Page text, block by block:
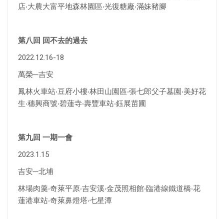
店‧大農大富平地森林園區‧光復糖廠‧滿妹豬腳
第八回 回不去的過去
2022.12.16-18
萬榮─吉安
鳳林火車站‧豆府小樓‧林田山園區‧張七郎父子墓園‧美好花
生‧穗興商號‧碧蓮寺‧壽豐車站‧鈺展苗圃
第九回 一期一會
2023.1.15
吉安─北埔
林場肉羹‧奇萊平原‧吉安溪‧金茂照相館‧臨港線鐵道橋‧花
蓮港車站‧奇萊鼻燈塔‧七星潭